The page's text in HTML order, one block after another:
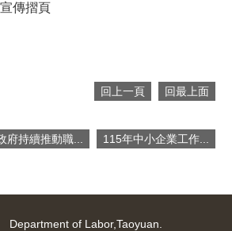
宣傳摺頁
回上一頁 回最上面
府持續推動職... 115年中小企業工作...
Department of Labor,Taoyuan.